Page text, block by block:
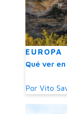
EUROPA
Qué ver
Por Vito